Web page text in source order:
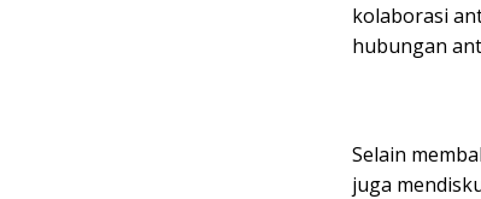
kolaborasi
hubungan
Selain
juga